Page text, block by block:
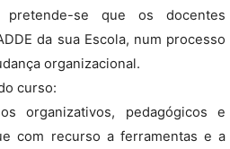
pretende-se que os docentes
da sua Escola, num processo
organizacional.
curso:
organizativos, pedagógicos e
com recurso a ferramentas e a